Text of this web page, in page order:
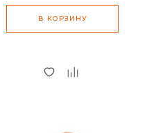
В КОРЗИНУ